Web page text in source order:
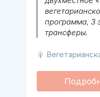
программа, 3
трансферы.